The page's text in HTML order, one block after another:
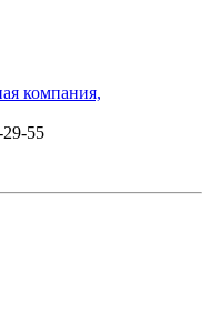
компания,
55